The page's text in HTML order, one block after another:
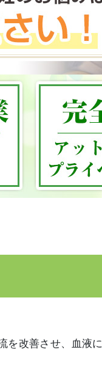
改善させ、血液